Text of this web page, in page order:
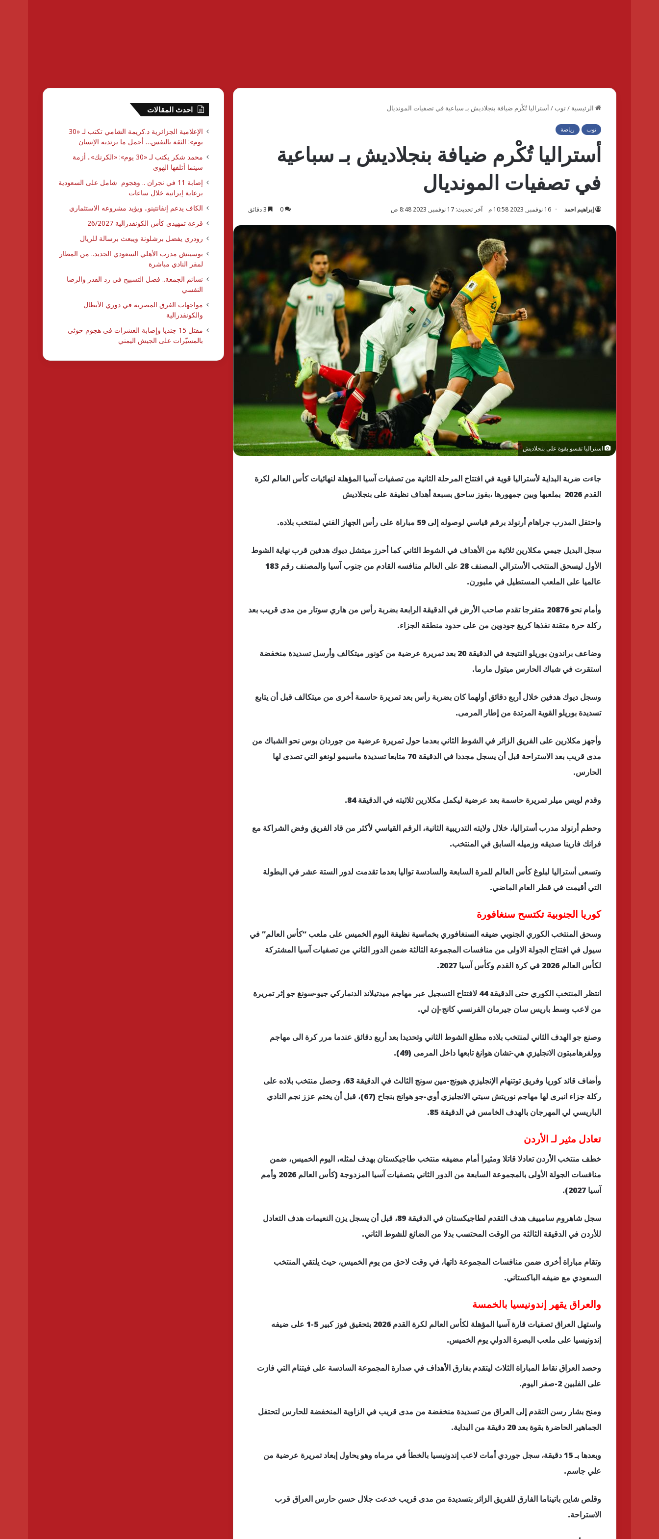
الرئيسية /توب / أستراليا تُكْرم ضيافة بنجلاديش بـ سباعية في تصفيات المونديال
توب رياضة
أستراليا تُكْرم ضيافة بنجلاديش بـ سباعية
في تصفيات المونديال
إبراهيم احمد 16 نوفمبر, 2023 10:58 م آخر تحديث: 17 نوفمبر, 2023 8:48 ص 0
استراليا تقسو بقوة على بنجلاديش
جاءت ضربة البداية لأستراليا قوية في افتتاح المرحلة الثانية من تصفيات آسيا المؤهلة لنهائيات كأس العالم لكرة
القدم 2026 بملعبها وبين جمهورها ،بفوز ساحق بسبعة أهداف نظيفة على بنجلاديش
واحتفل المدرب جراهام أرنولد برقم قياسي لوصوله إلى 59 مباراة على رأس الجهاز الفني لمنتخب بلاده.
سجل البديل جيمي مكلارين ثلاثية من الأهداف في الشوط الثاني كما أحرز ميتشل ديوك هدفين قرب نهاية الشوط
الأول ليسحق المنتخب الأسترالي المصنف 28 على العالم منافسه القادم من جنوب آسيا والمصنف رقم 183
عالميا على الملعب المستطيل في ملبورن.
وأمام نحو 20876 متفرجا تقدم صاحب الأرض في الدقيقة الرابعة بضربة رأس من هاري سوتار من مدى قريب بعد
ركلة حرة متقنة نفذها كريغ جودوين من على حدود منطقة الجزاء.
وضاعف براندون بوريلو النتيجة في الدقيقة 20 بعد تمريرة عرضية من كونور ميتكالف وأرسل تسديدة منخفضة
استقرت في شباك الحارس ميتول مارما.
وسجل ديوك هدفين خلال أربع دقائق أولهما كان بضربة رأس بعد تمريرة حاسمة أخرى من ميتكالف قبل أن يتابع
تسديدة بوريلو القوية المرتدة من إطار المرمى.
وأجهز مكلارين على الفريق الزائر في الشوط الثاني بعدما حول تمريرة عرضية من جوردان بوس نحو الشباك من
مدى قريب بعد الاستراحة قبل أن يسجل مجددا في الدقيقة 70 متابعا تسديدة ماسيمو لونغو التي تصدى لها
الحارس.
وقدم لويس ميلر تمريرة حاسمة بعد عرضية ليكمل مكلارين ثلاثيته في الدقيقة 84.
وحطم أرنولد مدرب أستراليا، خلال ولايته التدريبية الثانية، الرقم القياسي لأكثر من قاد الفريق وفض الشراكة مع
فرانك فارينا صديقه وزميله السابق في المنتخب.
وتسعى أستراليا لبلوغ كأس العالم للمرة السابعة والسادسة تواليا بعدما تقدمت لدور الستة عشر في البطولة
التي أقيمت في قطر العام الماضي.
كوريا الجنوبية تكتسح سنغافورة
وسحق المنتخب الكوري الجنوبي ضيفه السنغافوري بخماسية نظيفة اليوم الخميس على ملعب “كأس العالم” في
سيول في افتتاح الجولة الاولى من منافسات المجموعة الثالثة ضمن الدور الثاني من تصفيات آسيا المشتركة
لكأس العالم 2026 في كرة القدم وكأس آسيا 2027.
انتظر المنتخب الكوري حتى الدقيقة 44 لافتتاح التسجيل عبر مهاجم ميدتيلاند الدنماركي جيو-سونغ جو إثر تمريرة
من لاعب وسط باريس سان جيرمان الفرنسي كانج-إن لي.
وصنع جو الهدف الثاني لمنتخب بلاده مطلع الشوط الثاني وتحديدا بعد أربع دقائق عندما مرر كرة الى مهاجم
وولفرهامبتون الانجليزي هي-تشان هوانغ تابعها داخل المرمى (49).
وأضاف قائد كوريا وفريق توتنهام الإنجليزي هيونج-مين سونج الثالث في الدقيقة 63، وحصل منتخب بلاده على
ركلة جزاء انبرى لها مهاجم نوريتش سيتي الانجليزي أوي-جو هوانج بنجاح (67)، قبل أن يختم عزز نجم النادي
الباريسي لي المهرجان بالهدف الخامس في الدقيقة 85.
تعادل مثير لـ الأردن
خطف منتخب الأردن تعادلا قاتلا ومثيرا أمام مضيفه منتخب طاجيكستان بهدف لمثله، اليوم الخميس، ضمن
منافسات الجولة الأولى بالمجموعة السابعة من الدور الثاني بتصفيات آسيا المزدوجة (كأس العالم 2026 وأمم
آسيا 2027).
سجل شاهروم سامييف هدف التقدم لطاجيكستان في الدقيقة 89، قبل أن يسجل يزن النعيمات هدف التعادل
للأردن في الدقيقة الثالثة من الوقت المحتسب بدلا من الضائع للشوط الثاني.
وتقام مباراة أخرى ضمن منافسات المجموعة ذاتها، في وقت لاحق من يوم الخميس، حيث يلتقي المنتخب
السعودي مع ضيفه الباكستاني.
والعراق يقهر إندونيسيا بالخمسة
واستهل العراق تصفيات قارة آسيا المؤهلة لكأس العالم لكرة القدم 2026 بتحقيق فوز كبير 5-1 على ضيفه
إندونيسيا على ملعب البصرة الدولي يوم الخميس.
وحصد العراق نقاط المباراة الثلاث ليتقدم بفارق الأهداف في صدارة المجموعة السادسة على فيتنام التي فازت
على الفلبين 2-صفر اليوم.
ومنح بشار رسن التقدم إلى العراق من تسديدة منخفضة من مدى قريب في الزاوية المنخفضة للحارس لتحتفل
الجماهير الحاضرة بقوة بعد 20 دقيقة من البداية.
وبعدها بـ 15 دقيقة، سجل جوردي أمات لاعب إندونيسيا بالخطأ في مرماه وهو يحاول إبعاد تمريرة عرضية من
علي جاسم.
وقلص شاين باتيناما الفارق للفريق الزائر بتسديدة من مدى قريب خدعت جلال حسن حارس العراق قرب
الاستراحة.
احدث المقالات
الإعلامية الجزائرية د.كريمة الشامي تكتب لـ «30
يوم»: الثقة بالنفس… أجمل ما يرتديه الإنسان
محمد شكر يكتب لـ «30 يوم»: «الكرنك».. أزمة
سينما أتلفها الهوى
إصابة 11 في نجران .. وهجوم شامل على السعودية
برعاية إيرانية خلال ساعات
الكاف يدعم إنفانتينو.. ويؤيد مشروعه الاستثماري
قرعة تمهيدي كأس الكونفدرالية 26/2027
رودري يفضل برشلونة ويبعث برسالة للريال
بوسيتش مدرب الأهلي السعودي الجديد.. من المطار
لمقر النادي مباشرة
نسائم الجمعة.. فضل التسبيح في رد القدر والرضا
النفسي
مواجهات الفرق المصرية في دوري الأبطال
والكونفدرالية
مقتل 15 جنديا وإصابة العشرات في هجوم حوثي
بالمسيّرات على الجيش اليمني